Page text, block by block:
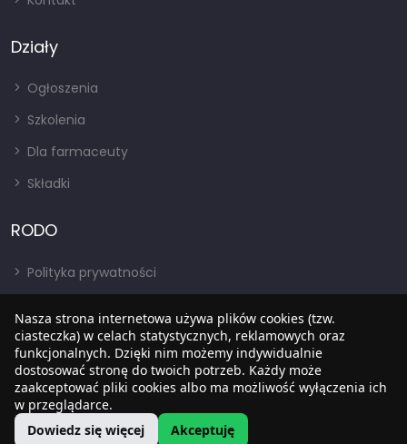
Działy
Ogłoszenia
Szkolenia
Dla farmaceuty
Składki
RODO
Polityka prywatności
RODO
BIP
Copyright © 2022 SIA. Wszystkie prawa zastrzezone.
Nasza strona internetowa używa plików cookies (tzw.
ciasteczka) w celach statystycznych, reklamowych oraz
funkcjonalnych. Dzięki nim możemy indywidualnie
dostosować stronę do twoich potrzeb. Każdy może
zaakceptować pliki cookies albo ma możliwość wyłączenia ich
w przeglądarce.
Dowiedz się więcej
Akceptuję